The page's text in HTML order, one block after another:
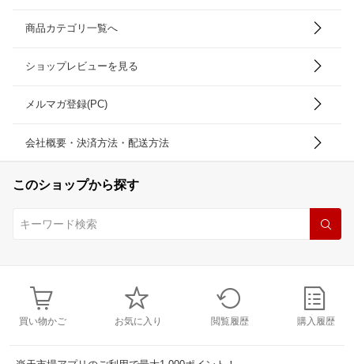
商品カテゴリ一覧へ
ショップレビューを見る
メルマガ登録(PC)
会社概要・決済方法・配送方法
このショップから探す
買い物かご お気に入り 閲覧履歴 購入履歴